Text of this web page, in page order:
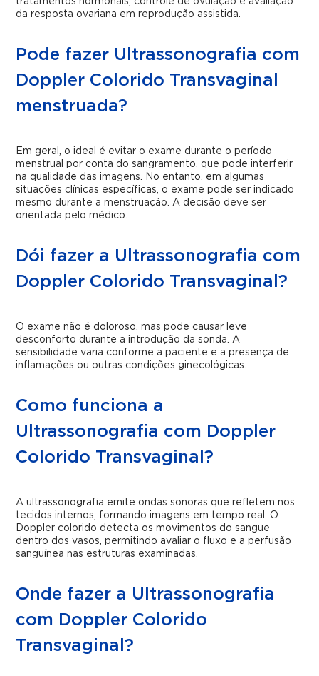
da resposta ovariana em reprodução assistida.
Pode fazer Ultrassonografia com
Doppler Colorido Transvaginal
menstruada?
Em geral, o ideal é evitar o exame durante o período
menstrual por conta do sangramento, que pode interferir
na qualidade das imagens. No entanto, em algumas
situações clínicas específicas, o exame pode ser indicado
mesmo durante a menstruação. A decisão deve ser
orientada pelo médico.
Dói fazer a Ultrassonografia com
Doppler Colorido Transvaginal?
O exame não é doloroso, mas pode causar leve
desconforto durante a introdução da sonda. A
sensibilidade varia conforme a paciente e a presença de
inflamações ou outras condições ginecológicas.
Como funciona a
Ultrassonografia com Doppler
Colorido Transvaginal?
A ultrassonografia emite ondas sonoras que refletem nos
tecidos internos, formando imagens em tempo real. O
Doppler colorido detecta os movimentos do sangue
dentro dos vasos, permitindo avaliar o fluxo e a perfusão
sanguínea nas estruturas examinadas.
Onde fazer a Ultrassonografia
com Doppler Colorido
Transvaginal?